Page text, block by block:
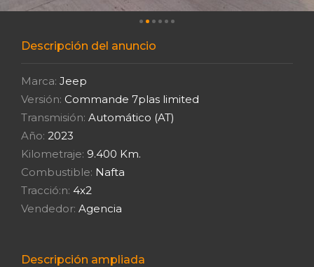
Descripción del anuncio
Marca: Jeep
Versión: Commande 7plas limited
Transmisión: Automático (AT)
Año: 2023
Kilometraje: 9.400 Km.
Combustible: Nafta
Tracció:n: 4x2
Vendedor: Agencia
Descripción ampliada